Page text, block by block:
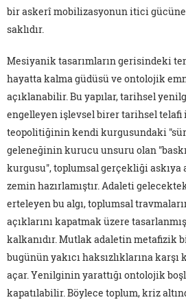
bir askerî mobilizasyonun itici gücüne
saklıdır.
Mesiyanik tasarımların gerisindeki
hayatta kalma güdüsü ve ontolojik
açıklanabilir. Bu yapılar, tarihsel
engelleyen işlevsel birer tarihsel telafi
teopolitiğinin kendi kurgusundaki
geleneğinin kurucu unsuru olan
kurgusu", toplumsal gerçekliği askıya
zemin hazırlamıştır. Adaleti
erteleyen bu algı, toplumsal
açıklarını kapatmak üzere
kalkanıdır. Mutlak adaletin metafizik
bugünün yakıcı haksızlıklarına
açar. Yenilginin yarattığı ontolojik
kapatılabilir. Böylece toplum, kriz